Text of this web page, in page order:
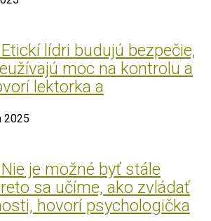
Etickí lídri budujú bezpečie,
moc na kontrolu a
lektorka a
2025
Nie je možné byť stále
sa učíme, ako zvládať
hovorí psychologička